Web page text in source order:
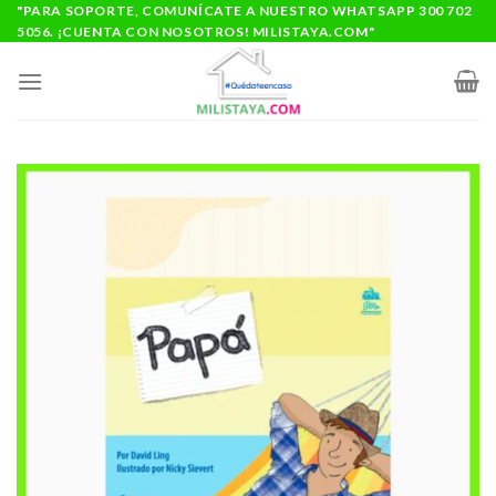
Saltar
al
"PARA SOPORTE, COMUNÍCATE A NUESTRO WHATSAPP 300 702
5056. ¡CUENTA CON NOSOTROS! MILISTAYA.COM"